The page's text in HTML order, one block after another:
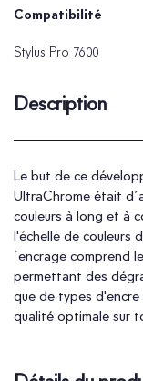
Compatibilité
Stylus Pro 7600
Description
Le but de ce
UltraChrome était
couleurs à long et à
l'échelle de couleurs
´encrage comprend
permettant des
que de types
qualité optimale sur